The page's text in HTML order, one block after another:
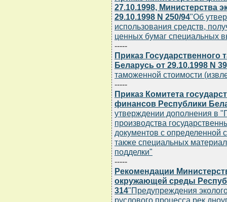
27.10.1998, Министерства
29.10.1998 N 250/94"Об
использования средств,
ценных бумаг специальных
-----
Приказ Государственного
Беларусь от 29.10.1998 N
таможенной стоимости
-----
Приказ Комитета
финансов Республики
утверждении дополнения в
производства
документов с определенной
также специальных
подделки"
-----
Рекомендации
окружающей среды
314"Предупреждения
руслового процесса рек